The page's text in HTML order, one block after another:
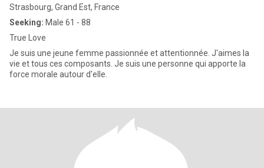
Strasbourg, Grand Est, France
Seeking: Male 61 - 88
True Love
Je suis une jeune femme passionnée et attentionnée. J'aimes la
vie et tous ces composants. Je suis une personne qui apporte la
force morale autour d'elle.